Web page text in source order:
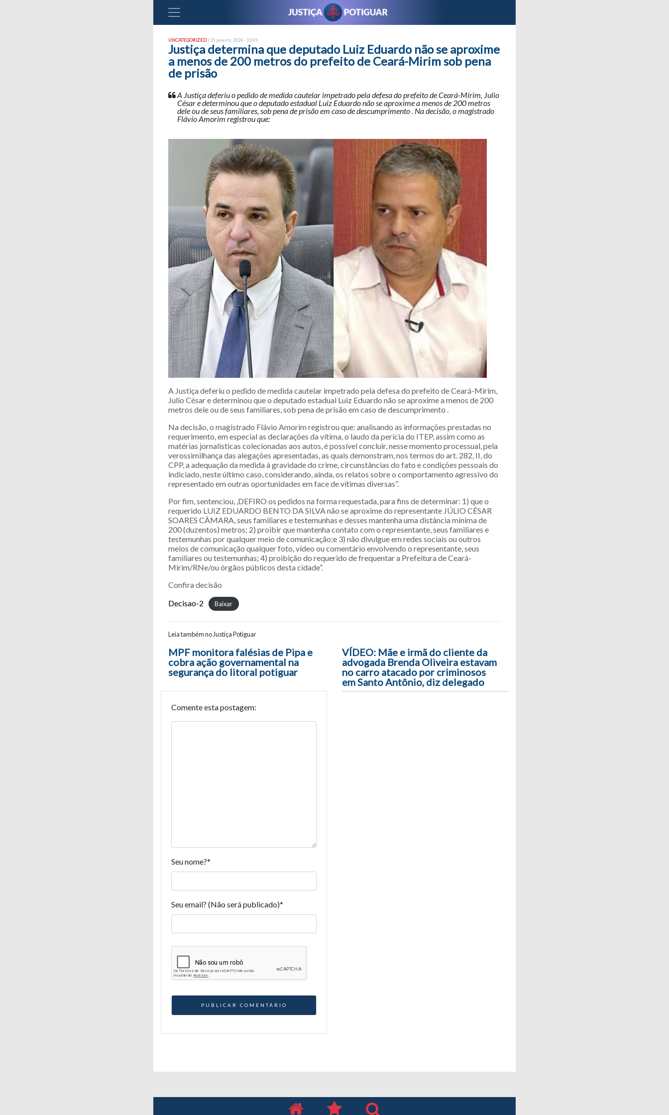
UNCATEGORIZED| 31 janeiro, 2024 - 13:49
Justiça determina que deputado Luiz Eduardo não se aproxime
a menos de 200 metros do prefeito de Ceará-Mirim sob pena
de prisão
A Justiça deferiu o pedido de medida cautelar impetrado pela defesa do prefeito de Ceará-Mirim, Julio
César e determinou que o deputado estadual Luiz Eduardo não se aproxime a menos de 200 metros
dele ou de seus familiares, sob pena de prisão em caso de descumprimento . Na decisão, o magistrado
Flávio Amorim registrou que:
A Justiça deferiu o pedido de medida cautelar impetrado pela defesa do prefeito de Ceará-Mirim,
Julio César e determinou que o deputado estadual Luiz Eduardo não se aproxime a menos de 200
metros dele ou de seus familiares, sob pena de prisão em caso de descumprimento .
Na decisão, o magistrado Flávio Amorim registrou que: analisando as informações prestadas no
requerimento, em especial as declarações da vítima, o laudo da perícia do ITEP, assim como as
matérias jornalísticas colecionadas aos autos, é possível concluir, nesse momento processual, pela
verossimilhança das alegações apresentadas, as quais demonstram, nos termos do art. 282, II, do
CPP, a adequação da medida à gravidade do crime, circunstâncias do fato e condições pessoais do
indiciado, neste último caso, considerando, ainda, os relatos sobre o comportamento agressivo do
representado em outras oportunidades em face de vítimas diversas”.
Por fim, sentenciou, ,DEFIRO os pedidos na forma requestada, para fins de determinar: 1) que o
requerido LUIZ EDUARDO BENTO DA SILVA não se aproxime do representante JÚLIO CÉSAR
SOARES CÂMARA, seus familiares e testemunhas e desses mantenha uma distância mínima de
200 (duzentos) metros; 2) proibir que mantenha contato com o representante, seus familiares e
testemunhas por qualquer meio de comunicação;e 3) não divulgue em redes sociais ou outros
meios de comunicação qualquer foto, vídeo ou comentário envolvendo o representante, seus
familiares ou testemunhas; 4) proibição do requerido de frequentar a Prefeitura de Ceará-
Mirim/RNe/ou órgãos públicos desta cidade”.
Confira decisão
Decisao-2
Baixar
Leia também no Justiça Potiguar
Navegação entre posts
MPF monitora falésias de Pipa e
cobra ação governamental na
segurança do litoral potiguar
VÍDEO: Mãe e irmã do cliente da
advogada Brenda Oliveira estavam
no carro atacado por criminosos
em Santo Antônio, diz delegado
Comente esta postagem:
Seu nome?*
Seu email? (Não será publicado)*